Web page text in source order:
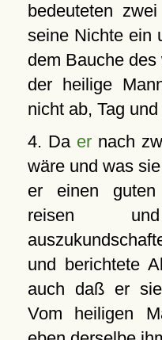
bedeuteten
seine Nichte ein
dem Bauche
der heilige
nicht ab, Tag
4. Da ernach
wäre und was
er einen
reisen
und berichtete
auch daß er
Vom heiligen